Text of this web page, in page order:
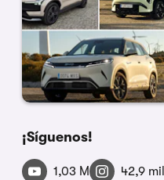
¡Síguenos!
1,03 M 42,9 mil